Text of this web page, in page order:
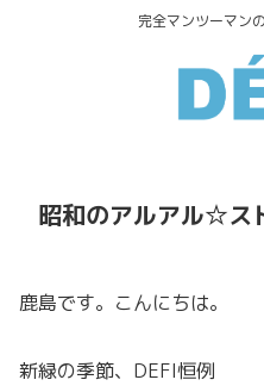
完全マンツーマン
昭和のアルアル☆ス
鹿島です。こんにちは。
新緑の季節、DEFI恒例